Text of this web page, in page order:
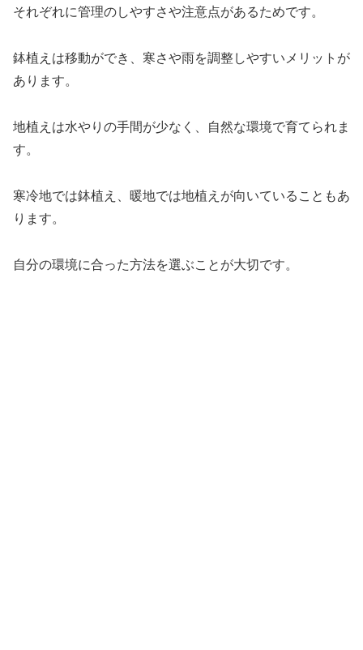
それぞれに管理のしやすさや注意点があるためです。
鉢植えは移動ができ、寒さや雨を調整しやすいメリットが
あります。
地植えは水やりの手間が少なく、自然な環境で育てられま
す。
寒冷地では鉢植え、暖地では地植えが向いていることもあ
ります。
自分の環境に合った方法を選ぶことが大切です。